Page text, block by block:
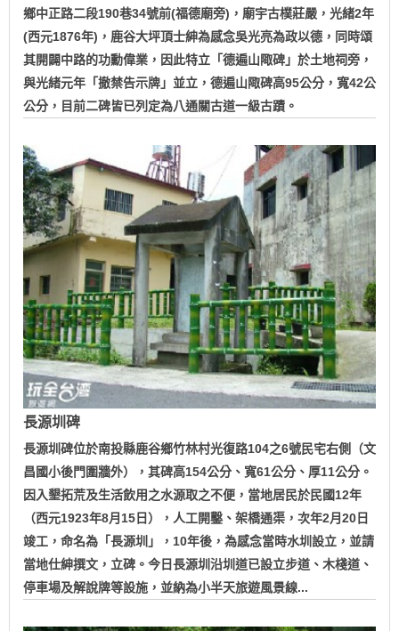
鄉中正路二段190巷34號前(福德廟旁)，廟宇古樸莊嚴，光緒2年
(西元1876年)，鹿谷大坪頂士紳為感念吳光亮為政以德，同時頌
其開闢中路的功勳偉業，因此特立「德遍山陬碑」於土地祠旁，
與光緒元年「撤禁告示牌」並立，德遍山陬碑高95公分，寬42公
公分，目前二碑皆已列定為八通關古道一級古蹟。
長源圳碑
長源圳碑位於南投縣鹿谷鄉竹林村光復路104之6號民宅右側（文
昌國小後門圍牆外），其碑高154公分、寬61公分、厚11公分。
因入墾拓荒及生活飲用之水源取之不便，當地居民於民國12年
（西元1923年8月15日），人工開鑿、架橋通渠，次年2月20日
竣工，命名為「長源圳」，10年後，為感念當時水圳設立，並請
當地仕紳撰文，立碑。今日長源圳沿圳道已設立步道、木棧道、
停車場及解說牌等設施，並納為小半天旅遊風景線...